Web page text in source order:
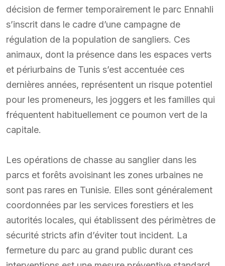
décision de fermer temporairement le parc Ennahli
s’inscrit dans le cadre d’une campagne de
régulation de la population de sangliers. Ces
animaux, dont la présence dans les espaces verts
et périurbains de Tunis s’est accentuée ces
dernières années, représentent un risque potentiel
pour les promeneurs, les joggers et les familles qui
fréquentent habituellement ce poumon vert de la
capitale.
Les opérations de chasse au sanglier dans les
parcs et forêts avoisinant les zones urbaines ne
sont pas rares en Tunisie. Elles sont généralement
coordonnées par les services forestiers et les
autorités locales, qui établissent des périmètres de
sécurité stricts afin d’éviter tout incident. La
fermeture du parc au grand public durant ces